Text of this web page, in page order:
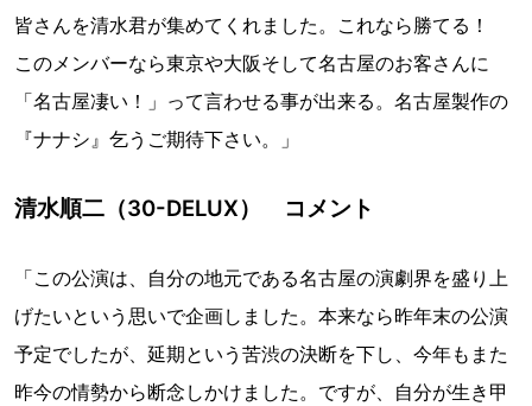
皆さんを清水君が集めてくれました。これなら勝てる！
このメンバーなら東京や大阪そして名古屋のお客さんに
「名古屋凄い！」って言わせる事が出来る。名古屋製作の
『ナナシ』乞うご期待下さい。」
清水順二（30-DELUX） コメント
「この公演は、自分の地元である名古屋の演劇界を盛り上
げたいという思いで企画しました。本来なら昨年末の公演
予定でしたが、延期という苦渋の決断を下し、今年もまた
昨今の情勢から断念しかけました。ですが、自分が生き甲